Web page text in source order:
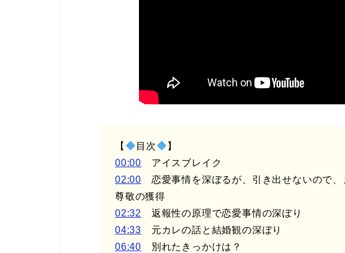
【 目次
】
00:00 アイスブレイク
02:00 恋愛事情を深ぼるが、引き出せないので、
尊敬の獲得
02:32
返報性の原理で恋愛事情の深ぼり
04:33 元カレの話と結婚観の深ぼり
06:40 別れたきっかけは？